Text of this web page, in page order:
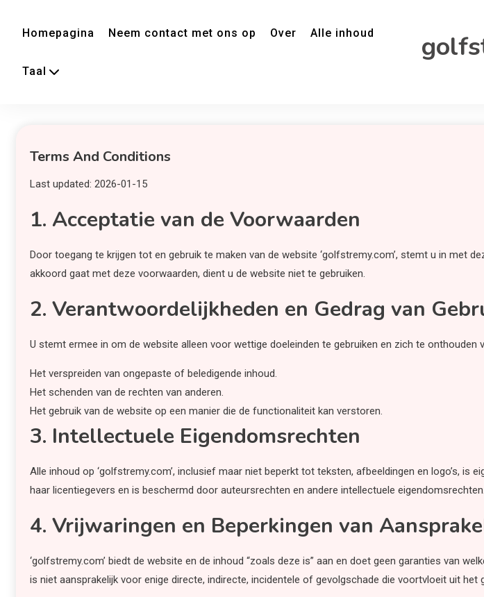
Homepagina Neem contact met ons op Over Alle inhoud
Taal
Terms And Conditions
Last updated: 2026-01-15
1. Acceptatie van de Voorwaarden
Door toegang te krijgen tot en gebruik te maken van de website ‘golfstremy.com’, stemt u in met
akkoord gaat met deze voorwaarden, dient u de website niet te gebruiken.
2. Verantwoordelijkheden en Gedrag van
U stemt ermee in om de website alleen voor wettige doeleinden te gebruiken en zich te onthouden
Het verspreiden van ongepaste of beledigende inhoud.
Het schenden van de rechten van anderen.
Het gebruik van de website op een manier die de functionaliteit kan verstoren.
3. Intellectuele Eigendomsrechten
Alle inhoud op ‘golfstremy.com’, inclusief maar niet beperkt tot teksten, afbeeldingen en logo’s, is
haar licentiegevers en is beschermd door auteursrechten en andere intellectuele eigendomsrechten.
4. Vrijwaringen en Beperkingen van
‘golfstremy.com’ biedt de website en de inhoud “zoals deze is” aan en doet geen garanties van
is niet aansprakelijk voor enige directe, indirecte, incidentele of gevolgschade die voortvloeit uit het